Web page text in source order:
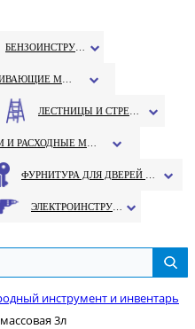
инструмент и инвентарь
3л